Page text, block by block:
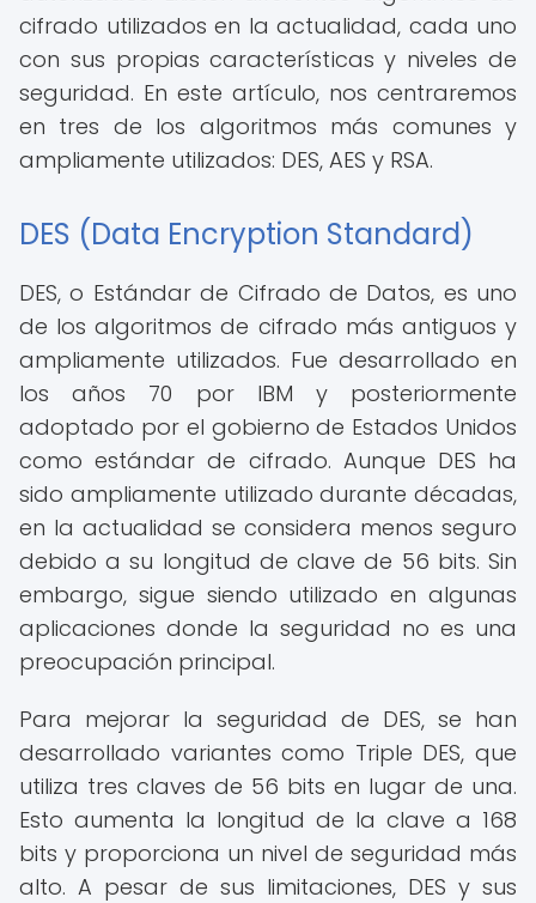
cifrado utilizados en la actualidad, cada uno
con sus propias características y niveles de
seguridad. En este artículo, nos centraremos
en tres de los algoritmos más comunes y
ampliamente utilizados: DES, AES y RSA.
DES (Data Encryption Standard)
DES, o Estándar de Cifrado de Datos, es uno
de los algoritmos de cifrado más antiguos y
ampliamente utilizados. Fue desarrollado en
los años 70 por IBM y posteriormente
adoptado por el gobierno de Estados Unidos
como estándar de cifrado. Aunque DES ha
sido ampliamente utilizado durante décadas,
en la actualidad se considera menos seguro
debido a su longitud de clave de 56 bits. Sin
embargo, sigue siendo utilizado en algunas
aplicaciones donde la seguridad no es una
preocupación principal.
Para mejorar la seguridad de DES, se han
desarrollado variantes como Triple DES, que
utiliza tres claves de 56 bits en lugar de una.
Esto aumenta la longitud de la clave a 168
bits y proporciona un nivel de seguridad más
alto. A pesar de sus limitaciones, DES y sus